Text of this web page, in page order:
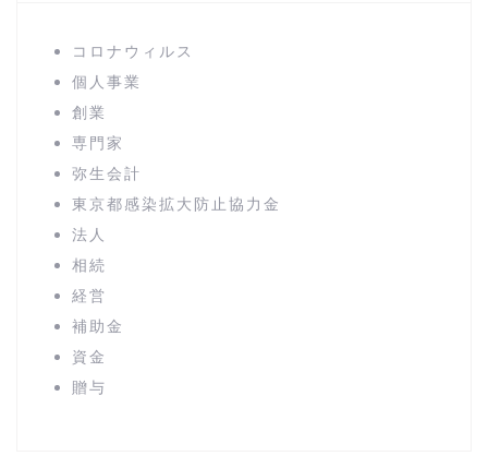
コロナウィルス
個人事業
創業
専門家
弥生会計
東京都感染拡大防止協力金
法人
相続
経営
補助金
資金
贈与